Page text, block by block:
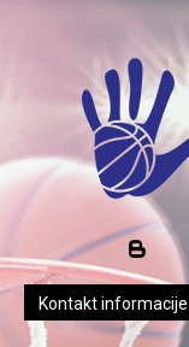
Kontakt informacije